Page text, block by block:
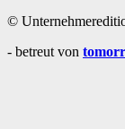
©
- betreut von